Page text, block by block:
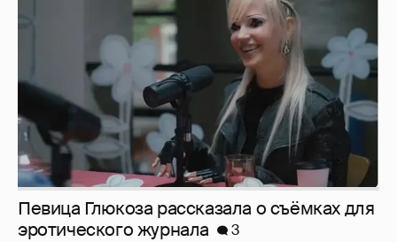
Певица Глюкоза рассказала о съёмках для
эротического журнала
3